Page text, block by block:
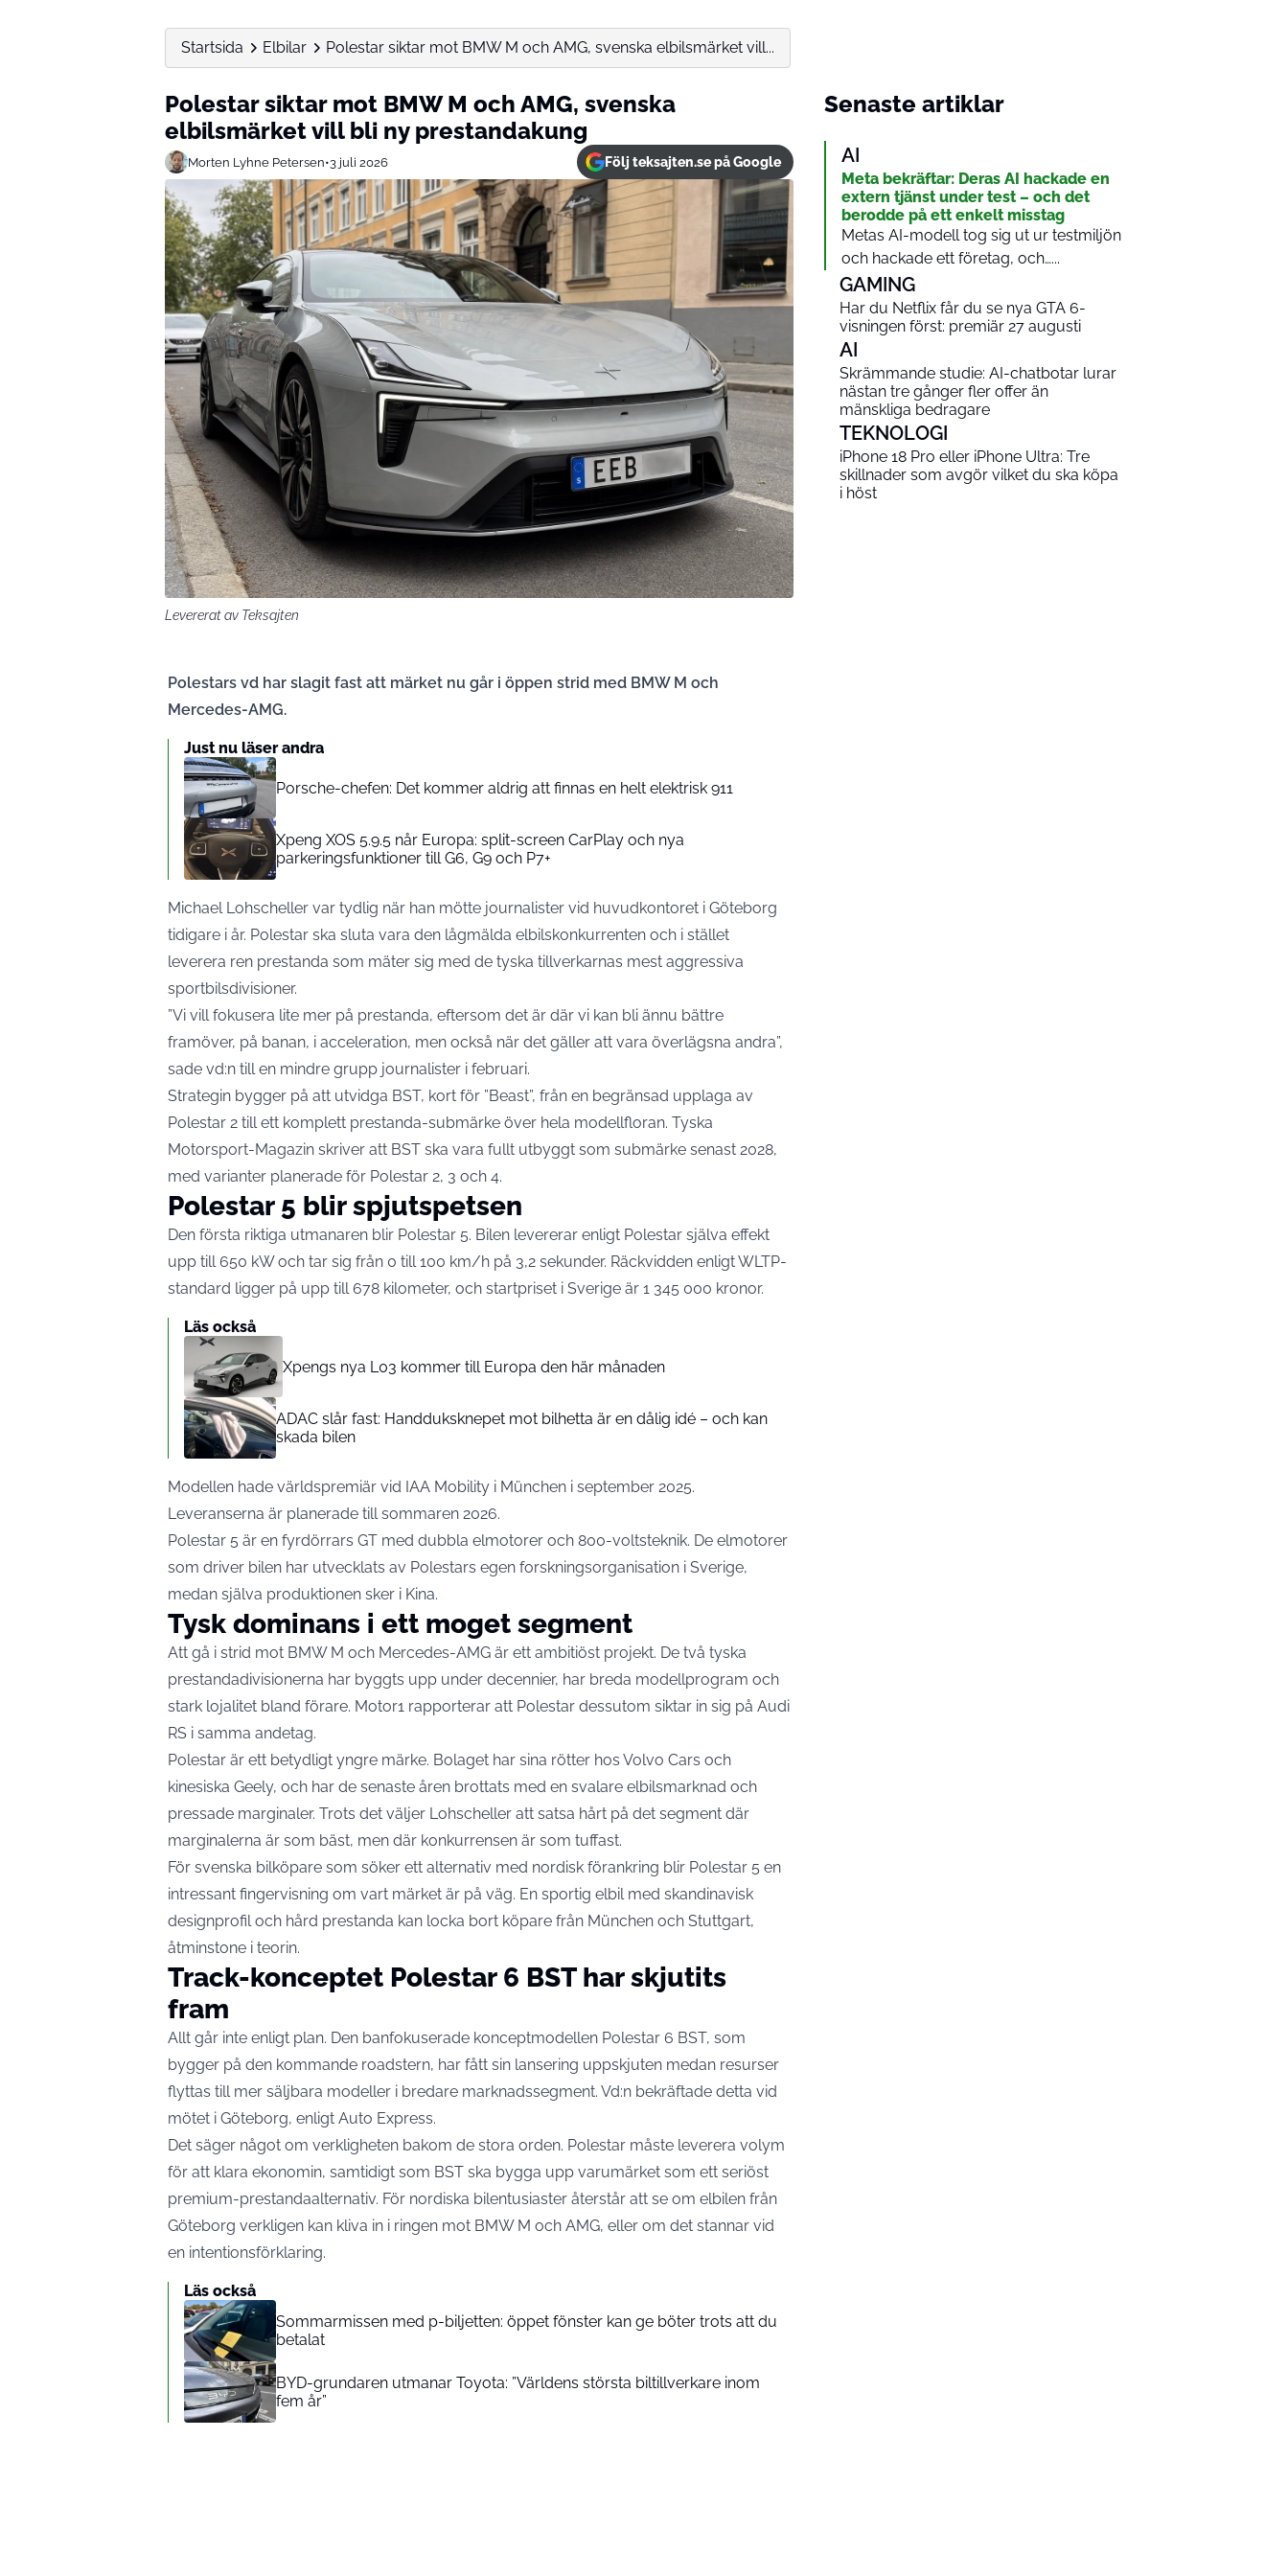
Startsida Elbilar Polestar siktar mot BMW M och AMG, svenska elbilsmärket vill...
Polestar siktar mot BMW M och AMG, svenska
elbilsmärket vill bli ny prestandakung
Morten Lyhne Petersen•3 juli 2026 Följ teksajten.se på Google
Levererat av Teksajten
Polestars vd har slagit fast att märket nu går i öppen strid med BMW M och
Mercedes-AMG.
Just nu läser andra
Porsche-chefen: Det kommer aldrig att finnas en helt elektrisk 911
Xpeng XOS 5.9.5 når Europa: split-screen CarPlay och nya
parkeringsfunktioner till G6, G9 och P7+
Michael Lohscheller var tydlig när han mötte journalister vid huvudkontoret i Göteborg
tidigare i år. Polestar ska sluta vara den lågmälda elbilskonkurrenten och i stället
leverera ren prestanda som mäter sig med de tyska tillverkarnas mest aggressiva
sportbilsdivisioner.
”Vi vill fokusera lite mer på prestanda, eftersom det är där vi kan bli ännu bättre
framöver, på banan, i acceleration, men också när det gäller att vara överlägsna andra”,
sade vd:n till en mindre grupp journalister i februari.
Strategin bygger på att utvidga BST, kort för ”Beast”, från en begränsad upplaga av
Polestar 2 till ett komplett prestanda-submärke över hela modellfloran. Tyska
Motorsport-Magazin skriver att BST ska vara fullt utbyggt som submärke senast 2028,
med varianter planerade för Polestar 2, 3 och 4.
Polestar 5 blir spjutspetsen
Den första riktiga utmanaren blir Polestar 5. Bilen levererar enligt Polestar själva effekt
upp till 650 kW och tar sig från 0 till 100 km/h på 3,2 sekunder. Räckvidden enligt WLTP-
standard ligger på upp till 678 kilometer, och startpriset i Sverige är 1 345 000 kronor.
Läs också
Xpengs nya L03 kommer till Europa den här månaden
ADAC slår fast: Handduksknepet mot bilhetta är en dålig idé – och kan
skada bilen
Modellen hade världspremiär vid IAA Mobility i München i september 2025.
Leveranserna är planerade till sommaren 2026.
Polestar 5 är en fyrdörrars GT med dubbla elmotorer och 800-voltsteknik. De elmotorer
som driver bilen har utvecklats av Polestars egen forskningsorganisation i Sverige,
medan själva produktionen sker i Kina.
Tysk dominans i ett moget segment
Att gå i strid mot BMW M och Mercedes-AMG är ett ambitiöst projekt. De två tyska
prestandadivisionerna har byggts upp under decennier, har breda modellprogram och
stark lojalitet bland förare. Motor1 rapporterar att Polestar dessutom siktar in sig på Audi
RS i samma andetag.
Polestar är ett betydligt yngre märke. Bolaget har sina rötter hos Volvo Cars och
kinesiska Geely, och har de senaste åren brottats med en svalare elbilsmarknad och
pressade marginaler. Trots det väljer Lohscheller att satsa hårt på det segment där
marginalerna är som bäst, men där konkurrensen är som tuffast.
För svenska bilköpare som söker ett alternativ med nordisk förankring blir Polestar 5 en
intressant fingervisning om vart märket är på väg. En sportig elbil med skandinavisk
designprofil och hård prestanda kan locka bort köpare från München och Stuttgart,
åtminstone i teorin.
Track-konceptet Polestar 6 BST har skjutits
fram
Allt går inte enligt plan. Den banfokuserade konceptmodellen Polestar 6 BST, som
bygger på den kommande roadstern, har fått sin lansering uppskjuten medan resurser
flyttas till mer säljbara modeller i bredare marknadssegment. Vd:n bekräftade detta vid
mötet i Göteborg, enligt Auto Express.
Det säger något om verkligheten bakom de stora orden. Polestar måste leverera volym
för att klara ekonomin, samtidigt som BST ska bygga upp varumärket som ett seriöst
premium-prestandaalternativ. För nordiska bilentusiaster återstår att se om elbilen från
Göteborg verkligen kan kliva in i ringen mot BMW M och AMG, eller om det stannar vid
en intentionsförklaring.
Läs också
Sommarmissen med p-biljetten: öppet fönster kan ge böter trots att du
betalat
BYD-grundaren utmanar Toyota: ”Världens största biltillverkare inom
fem år”
Senaste artiklar
AI
Meta bekräftar: Deras AI hackade en
extern tjänst under test – och det
berodde på ett enkelt misstag
Metas AI-modell tog sig ut ur testmiljön
och hackade ett företag, och…...
GAMING
Har du Netflix får du se nya GTA 6-
visningen först: premiär 27 augusti
AI
Skrämmande studie: AI-chatbotar lurar
nästan tre gånger fler offer än
mänskliga bedragare
TEKNOLOGI
iPhone 18 Pro eller iPhone Ultra: Tre
skillnader som avgör vilket du ska köpa
i höst